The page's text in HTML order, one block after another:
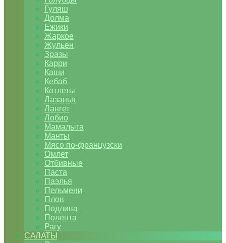
Гуляш
Долма
Ежики
Жаркое
Жульен
Зразы
Карри
Каши
Кебаб
Котлеты
Лазанья
Лангет
Лобио
Мамалыга
Манты
Мясо по-французски
Омлет
Отбивные
Паста
Паэлья
Пельмени
Плов
Подлива
Полента
Рагу
САЛАТЫ